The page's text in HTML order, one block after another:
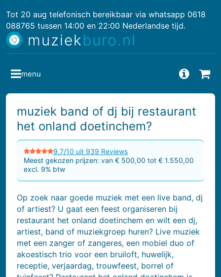
Tot 20 aug telefonisch bereikbaar via whatsapp 0618
088765 tussen 14:00 en 22:00 Nederlandse tijd.
muziekburo.nl
muziek band of dj bij restaurant
het onland doetinchem?
9.7/10 uit 939 Reviews
Meest gekozen prijzen: van € 500,00 tot € 1.550,00
excl. 9% btw
Op zoek naar goede muziek met een live band, dj
of artiest? U gaat een feest organiseren bij
restaurant het onland doetinchem en wilt een dj,
artiest, band of muziekgroep huren? Live muziek
met een zanger of zangeres, een mobiel duo of
akoestisch trio voor een bruiloft, huwelijk,
receptie, verjaardag, trouwfeest, borrel of
menu